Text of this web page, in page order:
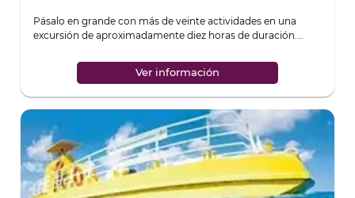
Pásalo en grande con más de veinte actividades en una
excursión de aproximadamente diez horas de duración.
Ver información